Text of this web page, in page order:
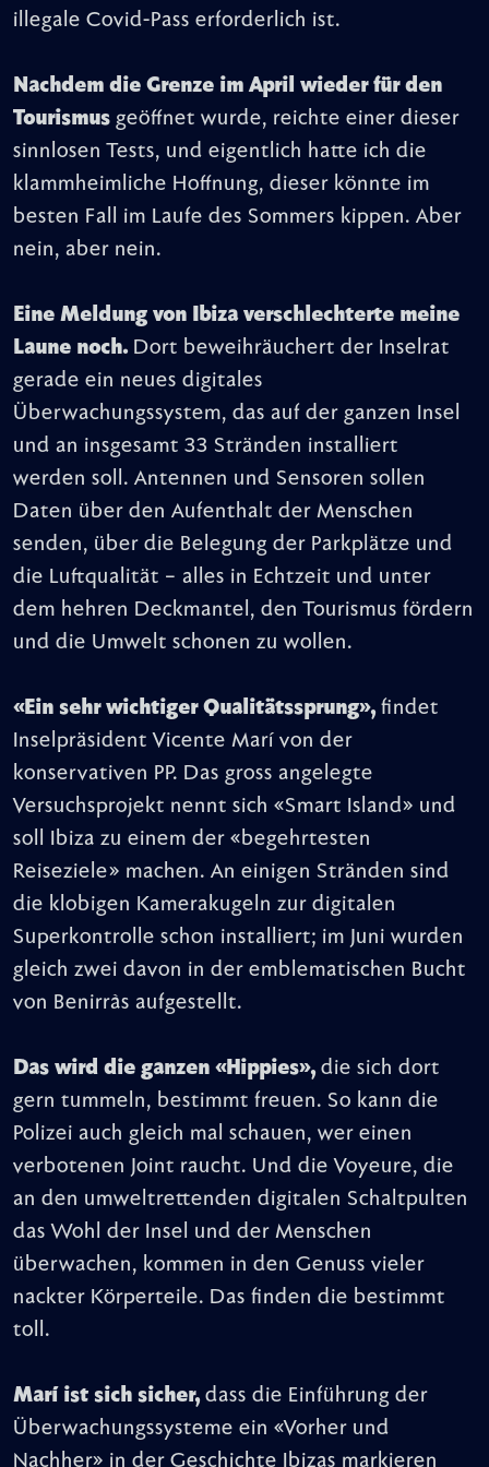
illegale Covid-Pass erforderlich ist.
Nachdem die Grenze im April wieder für den
Tourismus geöffnet wurde, reichte einer dieser
sinnlosen Tests, und eigentlich hatte ich die
klammheimliche Hoffnung, dieser könnte im
besten Fall im Laufe des Sommers kippen. Aber
nein, aber nein.
Eine Meldung von Ibiza verschlechterte meine
Laune noch.Dort beweihräuchert der Inselrat
gerade ein neues digitales
Überwachungssystem, das auf der ganzen Insel
und an insgesamt 33 Stränden installiert
werden soll. Antennen und Sensoren sollen
Daten über den Aufenthalt der Menschen
senden, über die Belegung der Parkplätze und
die Luftqualität – alles in Echtzeit und unter
dem hehren Deckmantel, den Tourismus fördern
und die Umwelt schonen zu wollen.
«Ein sehr wichtiger Qualitätssprung»,findet
Inselpräsident Vicente Marí von der
konservativen PP. Das gross angelegte
Versuchsprojekt nennt sich «Smart Island» und
soll Ibiza zu einem der «begehrtesten
Reiseziele» machen. An einigen Stränden sind
die klobigen Kamerakugeln zur digitalen
Superkontrolle schon installiert; im Juni wurden
gleich zwei davon in der emblematischen Bucht
von Benirràs aufgestellt.
Das wird die ganzen «Hippies»,die sich dort
gern tummeln, bestimmt freuen. So kann die
Polizei auch gleich mal schauen, wer einen
verbotenen Joint raucht. Und die Voyeure, die
an den umweltrettenden digitalen Schaltpulten
das Wohl der Insel und der Menschen
überwachen, kommen in den Genuss vieler
nackter Körperteile. Das finden die bestimmt
toll.
Marí ist sich sicher,dass die Einführung der
Überwachungssysteme ein «Vorher und
Nachher» in der Geschichte Ibizas markieren